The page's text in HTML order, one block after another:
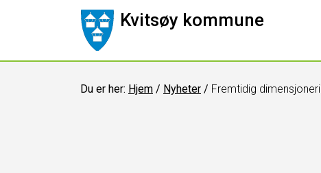
Kvitsøy kommune
Du er her: Hjem / Nyheter / Fremtidig